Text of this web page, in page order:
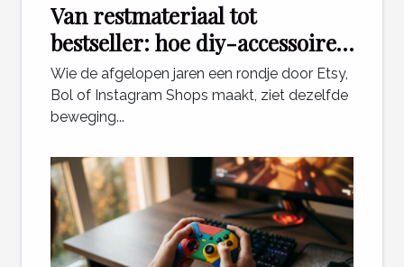
Van restmateriaal tot
bestseller: hoe diy-accessoires
de e-commerce veranderen
Wie de afgelopen jaren een rondje door Etsy,
Bol of Instagram Shops maakt, ziet dezelfde
beweging...